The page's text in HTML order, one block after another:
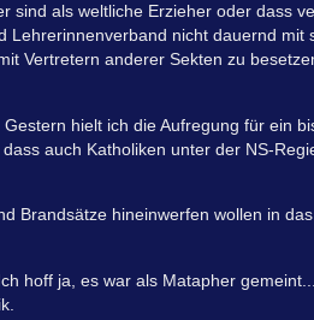
als weltliche Erzieher oder dass
nicht dauernd
Vertretern anderer Sekten zu
. Gestern hielt ich die Aufregung für ein
auch Katholiken unter der NS-
Brandsätze hineinwerfen wollen in
hoff ja, es war als Matapher